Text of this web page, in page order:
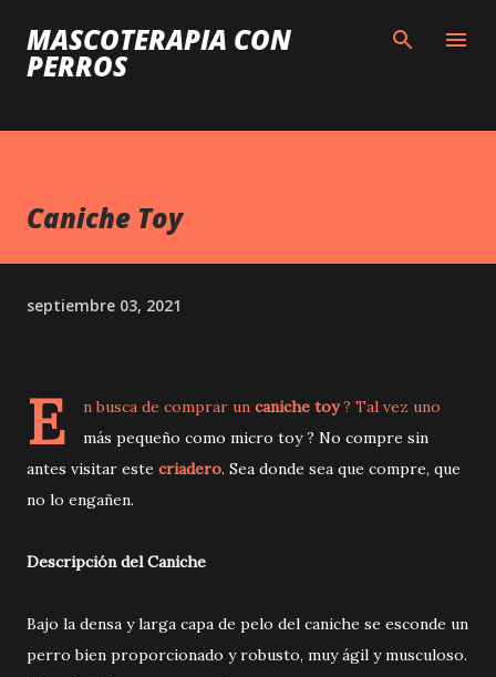
Ir al contenido principal
MASCOTERAPIA CON
PERROS
Caniche Toy
septiembre 03, 2021
E n busca de comprar un caniche toy? Tal vez uno
más pequeño como micro toy ? No compre sin
antes visitar este criadero. Sea donde sea que compre, que
no lo engañen.
Descripción del Caniche
Bajo la densa y larga capa de pelo del caniche se esconde un
perro bien proporcionado y robusto, muy ágil y musculoso.